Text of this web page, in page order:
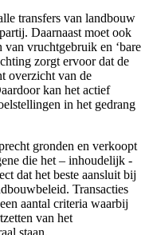
transfers van landbouw
Daarnaast moet ook
vruchtgebruik en ‘bare
zorgt ervoor dat de
overzicht van de
kan het actief
in het gedrang
gronden en verkoopt
die het – inhoudelijk -
dat het beste aansluit bij
Transacties
aantal criteria waarbij
van het